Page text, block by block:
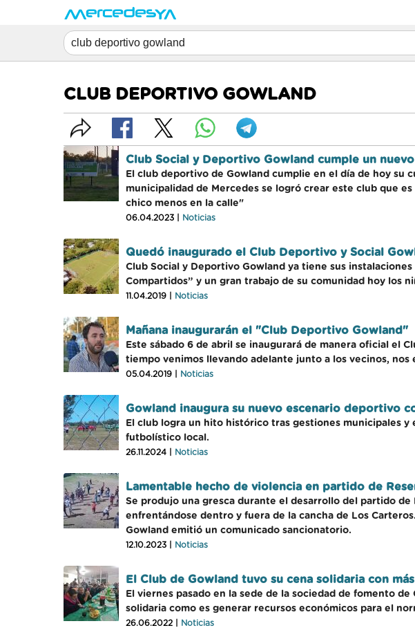
CLUB DEPORTIVO GOWLAND
Club Social y Deportivo Gowland cumple un
El club deportivo de Gowland cumplie en el día de hoy su
municipalidad de Mercedes se logró crear este club que
chico menos en la calle"
06.04.2023 | Noticias
Quedó inaugurado el Club Deportivo y Social
Club Social y Deportivo Gowland ya tiene sus
Compartidos” y un gran trabajo de su comunidad hoy los
11.04.2019 | Noticias
Mañana inaugurarán el "Club Deportivo Gowland"
Este sábado 6 de abril se inaugurará de manera oficial el
tiempo venimos llevando adelante junto a los vecinos,
05.04.2019 | Noticias
Gowland inaugura su nuevo escenario deportivo
El club logra un hito histórico tras gestiones municipales
futbolístico local.
26.11.2024 | Noticias
Lamentable hecho de violencia en partido de
Se produjo una gresca durante el desarrollo del partido
enfrentándose dentro y fuera de la cancha de Los
Gowland emitió un comunicado sancionatorio.
12.10.2023 | Noticias
El Club de Gowland tuvo su cena solidaria con
El viernes pasado en la sede de la sociedad de fomento
solidaria como es generar recursos económicos para el
26.06.2022 | Noticias